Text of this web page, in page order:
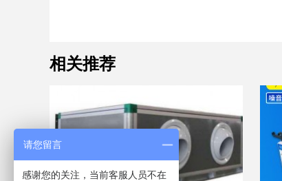
相关推荐
请您留言
感谢您的关注，当前客服人员不在